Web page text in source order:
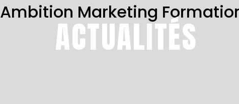
Ambition Marketing
ACTUALITÉS